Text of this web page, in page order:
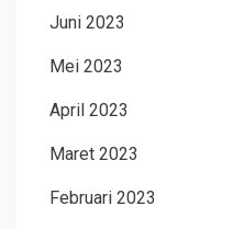
Juni 2023
Mei 2023
April 2023
Maret 2023
Februari 2023